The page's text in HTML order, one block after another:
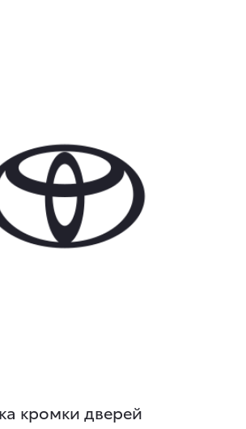
кромки дверей